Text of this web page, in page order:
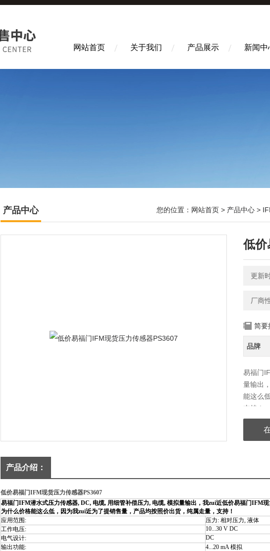
网站首页 关于我们 产品展示 新闻中
产品中心 您的位置： 网站首页 > 产品中心 >
低价
更新
厂商
简要
品牌
易福门
量输出
能这么
支持！
产品介绍：
低价易福门IFM现货压力传感器PS3607
易福门IFM潜水式压力传感器, DC, 电缆, 用细管补偿压力, 电缆, 模拟量输出，我zui近低价易福门IFM现
为什么价格能这么低，因为我zui近为了提销售量，产品均按照价出货，纯属走量，支持！
应用范围:
压力: 相对压力, 液体
工作电压:
10...30 V DC
电气设计:
DC
输出功能:
4...20 mA 模拟